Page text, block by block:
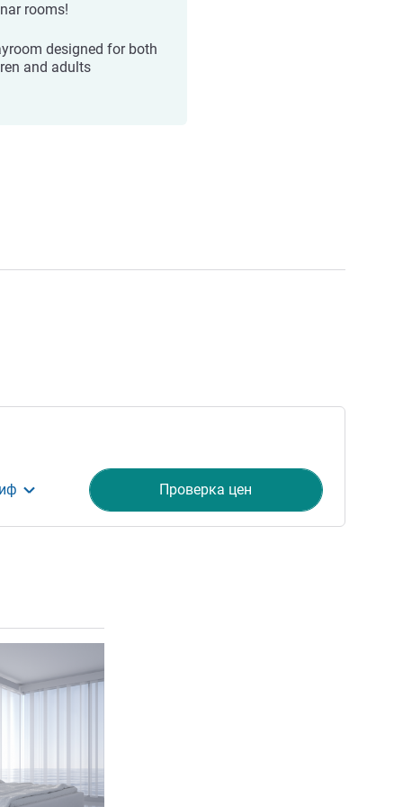
rooms!
designed for both
and adults
Проверка цен